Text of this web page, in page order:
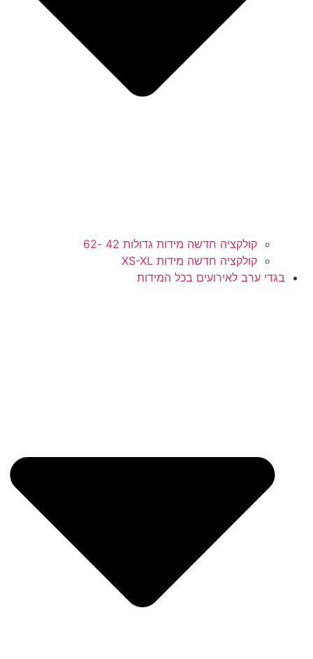
קולקציה חדשה מידות גדולות 42 -62
קולקציה חדשה מידות XS-XL
בגדי ערב לאירועים בכל המידות